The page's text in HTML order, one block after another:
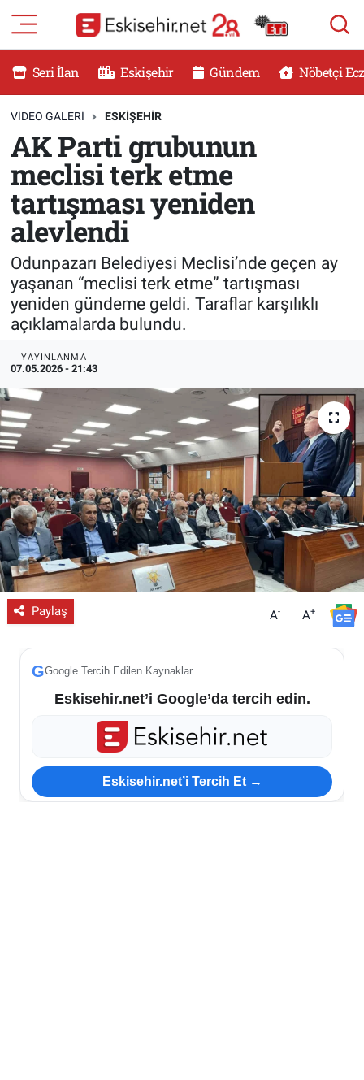
Seri İlan Eskişehir Gündem Nöbetçi
VIDEO GALERI ESKİŞEHİR
AK Parti grubunun
meclisi terk etme
tartışması yeniden
alevlendi
Odunpazarı Belediyesi Meclisi’nde geçen ay
yaşanan “meclisi terk etme” tartışması
yeniden gündeme geldi. Taraflar karşılıklı
açıklamalarda bulundu.
YAYINLANMA
07.05.2026 - 21:43
Paylaş A- A+
GGoogle Tercih Edilen Kaynaklar
Eskisehir.net’i Google’da tercih edin.
Eskisehir.net’i Tercih Et →
RESMİ İLANLAR
DÜNYA
SAĞLIK
MAGAZİN
KADIN
TEKNOLOJİ
YEMEK
ESKİŞEHİR NÖBETÇİ ECZANELER
Eskişehir Haber İçerikleri
Eskişehir Hava Durumu
Eskişehir Tramvay Saatleri
Eskişehir Otobüs Saatleri
Eskişehir Nöbetçi Eczaneler
Eskişehir Namaz Vakitleri
Eskişehir Trafik Yoğunluk Haritası
Süper Lig Puan Durumu ve Fikstür
Tüm Manşetler
Son Dakika Haberleri
Haber Arşivi